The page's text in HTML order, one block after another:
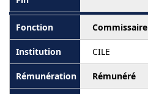
Commissaire
CILE
Rémunéré